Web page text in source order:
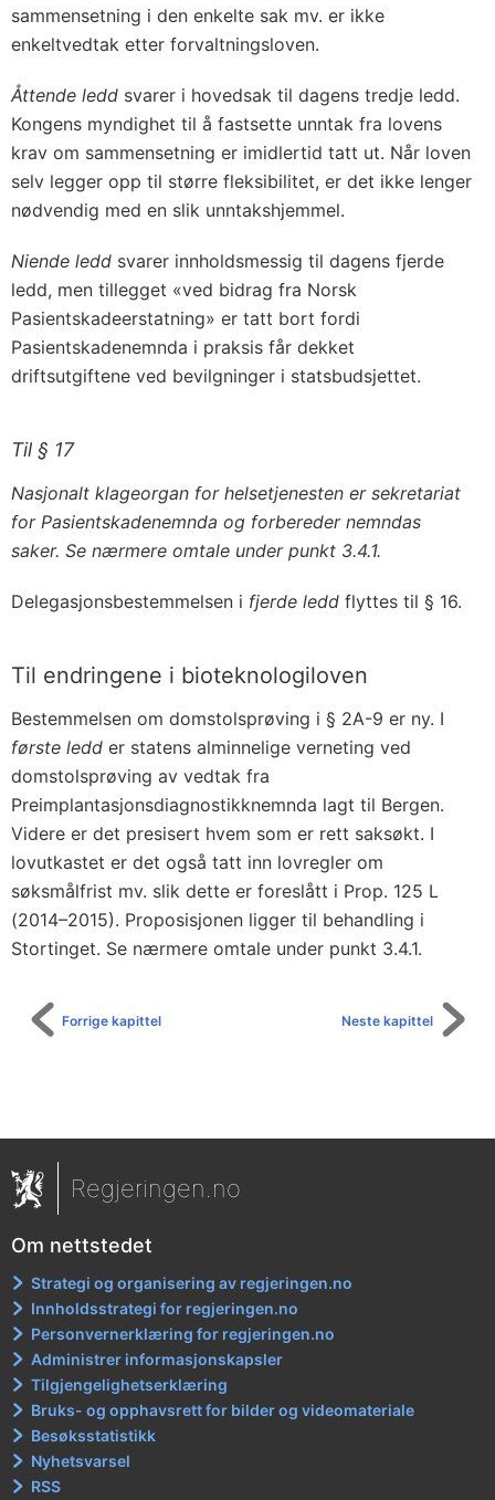
sammensetning i den enkelte sak mv. er ikke
enkeltvedtak etter forvaltningsloven.
Åttende ledd svarer i hovedsak til dagens tredje ledd.
Kongens myndighet til å fastsette unntak fra lovens
krav om sammensetning er imidlertid tatt ut. Når loven
selv legger opp til større fleksibilitet, er det ikke lenger
nødvendig med en slik unntakshjemmel.
Niende ledd svarer innholdsmessig til dagens fjerde
ledd, men tillegget «ved bidrag fra Norsk
Pasientskadeerstatning» er tatt bort fordi
Pasientskadenemnda i praksis får dekket
driftsutgiftene ved bevilgninger i statsbudsjettet.
Til § 17
Nasjonalt klageorgan for helsetjenesten er sekretariat
for Pasientskadenemnda og forbereder nemndas
saker. Se nærmere omtale under punkt 3.4.1.
Delegasjonsbestemmelsen i fjerde ledd flyttes til § 16.
Til endringene i bioteknologiloven
Bestemmelsen om domstolsprøving i § 2A-9 er ny. I
første ledd er statens alminnelige verneting ved
domstolsprøving av vedtak fra
Preimplantasjonsdiagnostikknemnda lagt til Bergen.
Videre er det presisert hvem som er rett saksøkt. I
lovutkastet er det også tatt inn lovregler om
søksmålfrist mv. slik dette er foreslått i Prop. 125 L
(2014–2015). Proposisjonen ligger til behandling i
Stortinget. Se nærmere omtale under punkt 3.4.1.
Neste kapittel
Forrige kapittel
Regjeringen.no
Om nettstedet
Strategi og organisering av regjeringen.no
Innholdsstrategi for regjeringen.no
Personvernerklæring for regjeringen.no
Administrer informasjonskapsler
Tilgjengelighetserklæring
Bruks- og opphavsrett for bilder og videomateriale
Besøksstatistikk
Nyhetsvarsel
RSS